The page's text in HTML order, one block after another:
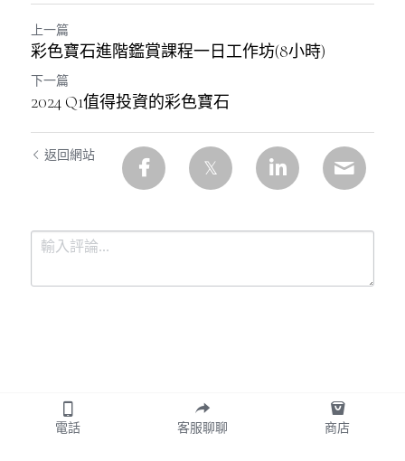
上一篇
彩色寶石進階鑑賞課程一日工作坊(8小時)
下一篇
2024 Q1值得投資的彩色寶石
返回網站
提交
電話 客服聊聊 商店